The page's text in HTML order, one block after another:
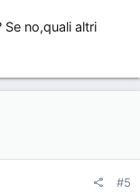
abs,...insomma
no,quali altri
#5